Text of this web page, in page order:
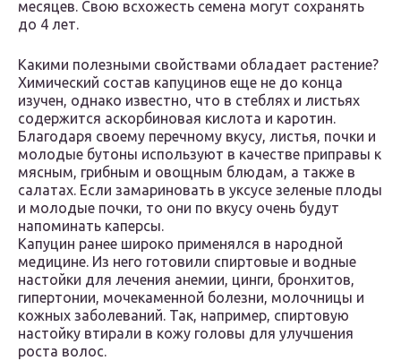
месяцев. Свою всхожесть семена могут сохранять
до 4 лет.
Какими полезными свойствами обладает растение?
Химический состав капуцинов еще не до конца
изучен, однако известно, что в стеблях и листьях
содержится аскорбиновая кислота и каротин.
Благодаря своему перечному вкусу, листья, почки и
молодые бутоны используют в качестве приправы к
мясным, грибным и овощным блюдам, а также в
салатах. Если замариновать в уксусе зеленые плоды
и молодые почки, то они по вкусу очень будут
напоминать каперсы.
Капуцин ранее широко применялся в народной
медицине. Из него готовили спиртовые и водные
настойки для лечения анемии, цинги, бронхитов,
гипертонии, мочекаменной болезни, молочницы и
кожных заболеваний. Так, например, спиртовую
настойку втирали в кожу головы для улучшения
роста волос.